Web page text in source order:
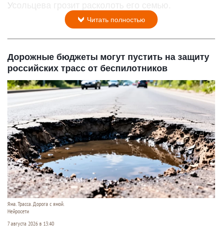
Усольцева грозит расколоть его семью.
Читать полностью
Дорожные бюджеты могут пустить на защиту
российских трасс от беспилотников
Яма. Трасса. Дорога с ямой.
Нейросети
7 августа 2026 в 13:40